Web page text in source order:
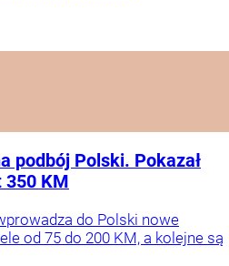
podbój Polski. Pokazał
350 KM
do Polski nowe
od 75 do 200 KM, a kolejne są